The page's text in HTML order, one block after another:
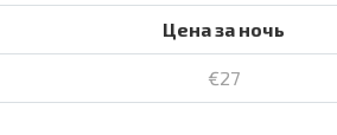
Цена за ночь
€27